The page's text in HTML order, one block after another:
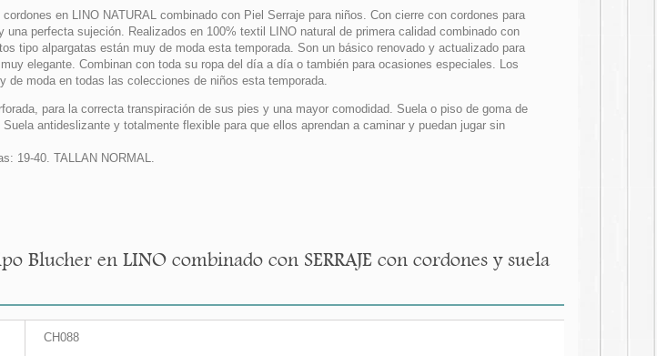
en LINO NATURAL combinado con Piel Serraje para niños. Con cierre con cordones para
una perfecta sujeción. Realizados en 100% textil LINO natural de primera calidad combinado con
tipo alpargatas están muy de moda esta temporada. Son un básico renovado y actualizado para
elegante. Combinan con toda su ropa del día a día o también para ocasiones especiales. Los
de moda en todas las colecciones de niños esta temporada.
para la correcta transpiración de sus pies y una mayor comodidad. Suela o piso de goma de
antideslizante y totalmente flexible para que ellos aprendan a caminar y puedan jugar sin
19-40. TALLAN NORMAL.
Blucher en LINO combinado con SERRAJE con cordones y suela
CH088